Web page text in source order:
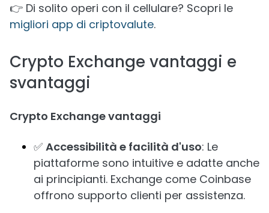
👉 Di solito operi con il cellulare? Scopri le
migliori app di criptovalute.
Crypto Exchange vantaggi e
svantaggi
Crypto Exchange vantaggi
✅ Accessibilità e facilità d'uso: Le
piattaforme sono intuitive e adatte anche
ai principianti. Exchange come Coinbase
offrono supporto clienti per assistenza.